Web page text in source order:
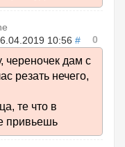
10:56 # 0
череночек дам с
резать нечего,
те что в
привьешь